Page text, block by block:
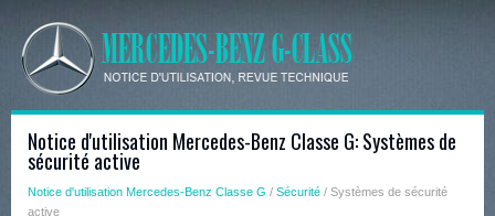
Notice d'utilisation Mercedes-Benz Classe G: Systèmes de
sécurité active
Notice d'utilisation Mercedes-Benz Classe G / Sécurité / Systèmes de sécurité
active